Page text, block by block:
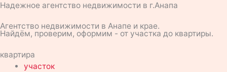
Надежное агентство недвижимости в г.Анапа
Агентство недвижимости в Анапе и крае.
Найдём, проверим, оформим - от участка до квартиры.
квартира
участок